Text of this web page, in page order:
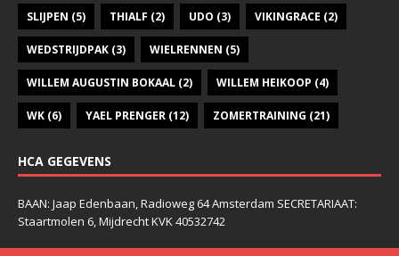
SLIJPEN (5) THIALF (2) UDO (3) VIKINGRACE (2)
WEDSTRIJDPAK (3) WIELRENNEN (5)
WILLEM AUGUSTIN BOKAAL (2) WILLEM HEIKOOP (4)
WK (6) YAEL PRENGER (12) ZOMERTRAINING (21)
HCA GEGEVENS
BAAN: Jaap Edenbaan, Radioweg 64 Amsterdam SECRETARIAAT:
Staartmolen 6, Mijdrecht KVK 40532742